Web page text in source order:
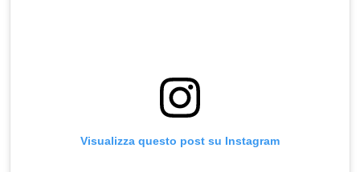
Visualizza questo post su Instagram